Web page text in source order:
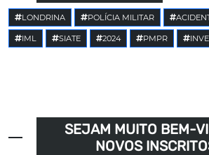
LONDRINA POLÍCIA MILITAR
IML SIATE 2024 PMPR
SEJAM MUITO BEM-
NOVOS